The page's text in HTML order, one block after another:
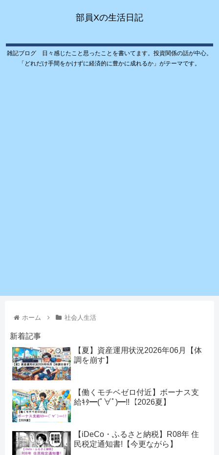
部員Xの生活日記
雑記ブログ 日々感じたこと思ったことを書いてます。投資関係の話が中心。
「どれだけ手間をかけずに経済的に豊かに成れるか」がテーマです。
ホーム 社会人生活
新着記事
【夏】資産運用状況2026年06月【体
調を崩す】
【働くモチベゼロ付近】ボーナス支
給ｷﾀ━(ﾟ∀ﾟ)━!!【2026夏】
【iDeCo・ふるさと納税】R08年 住
民税定通知書!【今更ながら】